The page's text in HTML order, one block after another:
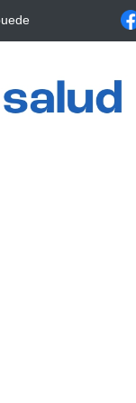
La conexión vital